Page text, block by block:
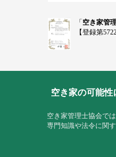
「 空き家管
【登録第
空き家の可能性
空き家管理士協会で
専門知識や法令に関